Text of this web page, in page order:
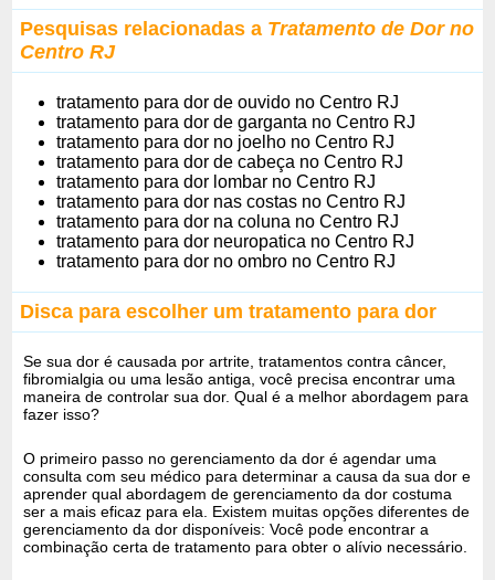
Pesquisas relacionadas a Tratamento de Dor no
Centro RJ
tratamento para dor de ouvido no Centro RJ
tratamento para dor de garganta no Centro RJ
tratamento para dor no joelho no Centro RJ
tratamento para dor de cabeça no Centro RJ
tratamento para dor lombar no Centro RJ
tratamento para dor nas costas no Centro RJ
tratamento para dor na coluna no Centro RJ
tratamento para dor neuropatica no Centro RJ
tratamento para dor no ombro no Centro RJ
Disca para escolher um tratamento para dor
Se sua dor é causada por artrite, tratamentos contra câncer,
fibromialgia ou uma lesão antiga, você precisa encontrar uma
maneira de controlar sua dor. Qual é a melhor abordagem para
fazer isso?
O primeiro passo no gerenciamento da dor é agendar uma
consulta com seu médico para determinar a causa da sua dor e
aprender qual abordagem de gerenciamento da dor costuma
ser a mais eficaz para ela. Existem muitas opções diferentes de
gerenciamento da dor disponíveis: Você pode encontrar a
combinação certa de tratamento para obter o alívio necessário.